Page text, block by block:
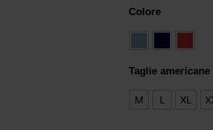
Colore
Taglie americane
M L XL